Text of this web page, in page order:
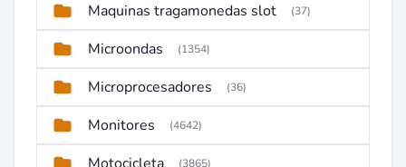
Maquinas tragamonedas slot (37)
Microondas (1354)
Microprocesadores (36)
Monitores (4642)
(3865)